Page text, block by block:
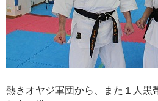
熱きオヤジ軍団から、また１人黒